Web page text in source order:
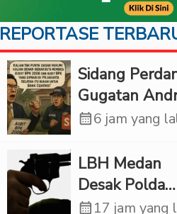
REPORTASE
Sidang
Gugatan
Tedjadharma
KPKNL dan
PUPN Mangkir
calendar_month6 jam yang
LBH Medan
Desak Polda
Sumut Usut
calendar_month17 jam yang